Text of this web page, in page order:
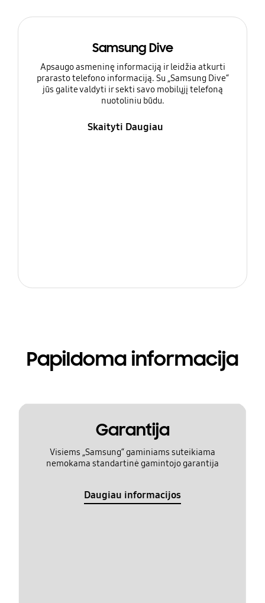
Samsung Dive
Apsaugo asmeninę informaciją ir leidžia atkurti
prarasto telefono informaciją. Su „Samsung Dive“
jūs galite valdyti ir sekti savo mobilųjį telefoną
nuotoliniu būdu.
Skaityti Daugiau
Papildoma informacija
Garantija
Visiems „Samsung“ gaminiams suteikiama
nemokama standartinė gamintojo garantija
Daugiau informacijos